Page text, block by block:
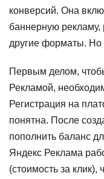
конверсий. Она
баннерную рекламу,
другие форматы. Но
Первым делом,
Рекламой,
Регистрация на
понятна. После
пополнить баланс
Яндекс Реклама
(стоимость за клик),